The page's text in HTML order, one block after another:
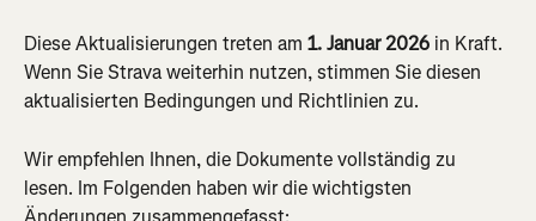
Diese Aktualisierungen treten am 1. Januar 2026 in Kraft.
Wenn Sie Strava weiterhin nutzen, stimmen Sie diesen
aktualisierten Bedingungen und Richtlinien zu.
Wir empfehlen Ihnen, die Dokumente vollständig zu
lesen. Im Folgenden haben wir die wichtigsten